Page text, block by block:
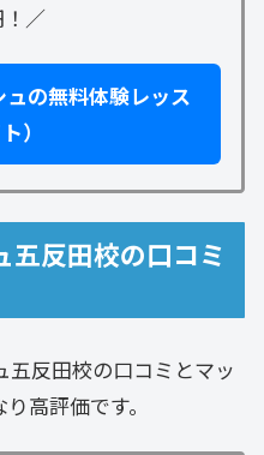
／
の無料体験レッス
）
五反田校の口コミ
反田校の口コミとマッ
高評価です。